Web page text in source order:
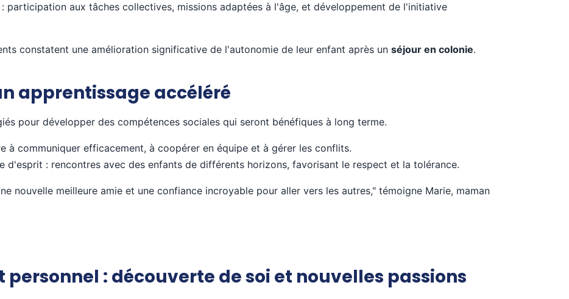
participation aux tâches collectives, missions adaptées à l'âge, et développement de l'initiative
constatent une amélioration significative de l'autonomie de leur enfant après un séjour en colonie.
apprentissage accéléré
pour développer des compétences sociales qui seront bénéfiques à long terme.
à communiquer efficacement, à coopérer en équipe et à gérer les conflits.
d'esprit : rencontres avec des enfants de différents horizons, favorisant le respect et la tolérance.
nouvelle meilleure amie et une confiance incroyable pour aller vers les autres," témoigne Marie, maman
personnel : découverte de soi et nouvelles passions